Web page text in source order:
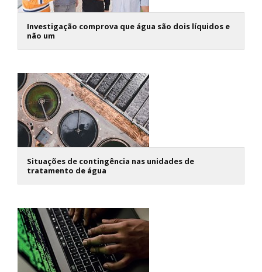
Investigação comprova que água são dois líquidos e
não um
Situações de contingência nas unidades de
tratamento de água